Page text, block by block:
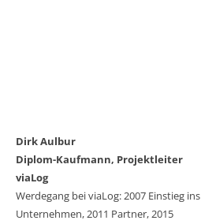
Dirk Aulbur
Diplom-Kaufmann, Projektleiter
viaLog
Werdegang bei viaLog: 2007 Einstieg ins
Unternehmen, 2011 Partner, 2015